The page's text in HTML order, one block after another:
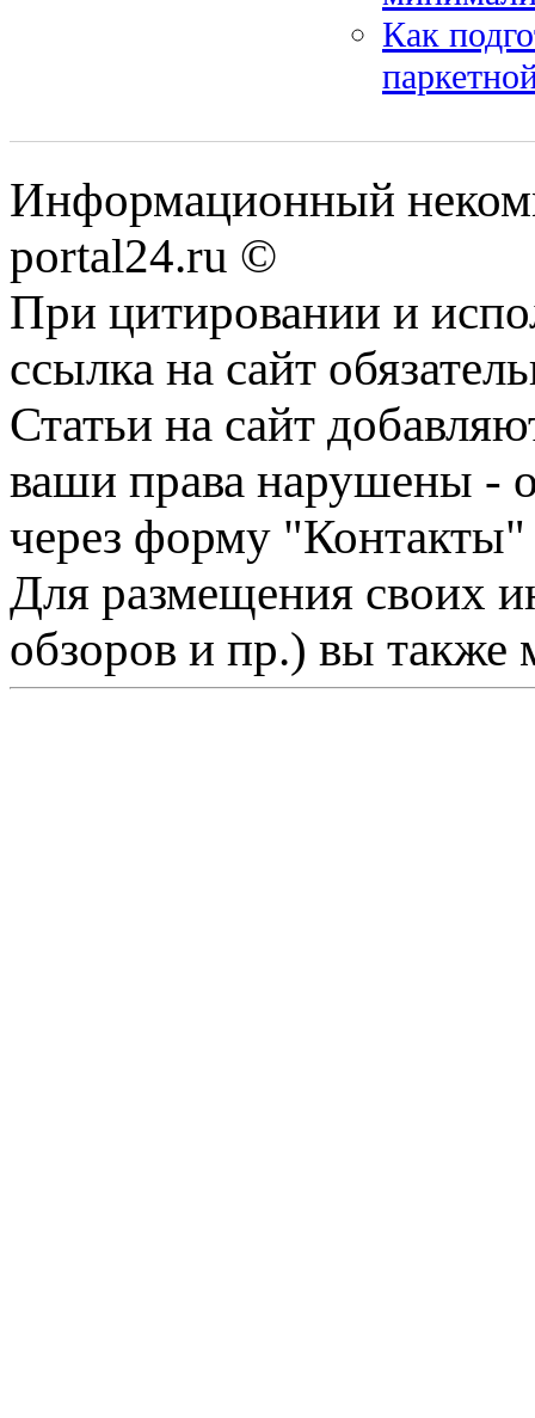
Как
Информационный
portal24.ru ©
При цитировании и
ссылка на сайт
Статьи на сайт
ваши права нарушены -
через форму "Контакты"
Для размещения своих
обзоров и пр.) вы также